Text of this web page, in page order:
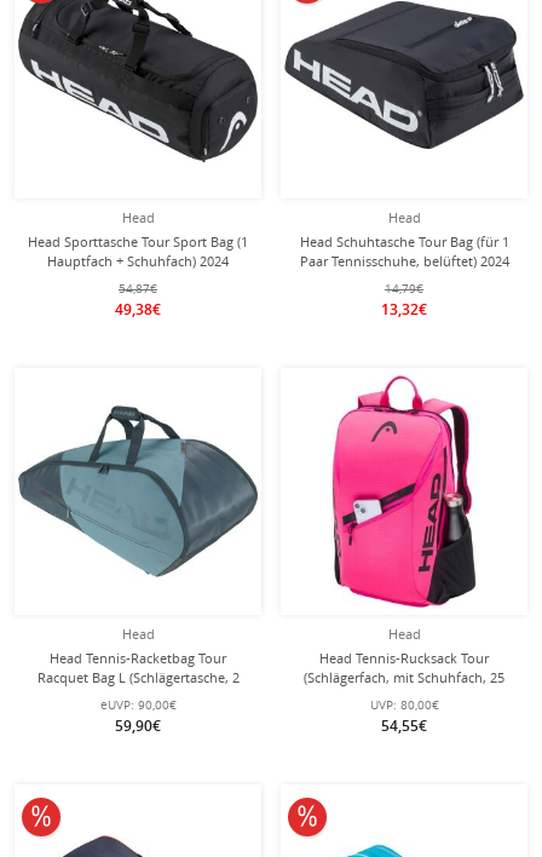
Head
Head Sporttasche Tour Sport Bag (1
Hauptfach + Schuhfach) 2024
schwarz/weiss
54,87€
49,38€
Head
Head Schuhtasche Tour Bag (für 1
Paar Tennisschuhe, belüftet) 2024
schwarz
14,79€
13,32€
Head
Head Tennis-Racketbag Tour
Racquet Bag L (Schlägertasche, 2
Hauptfächer) 2023 cyanblau 9er
eUVP: 90,00€
59,90€
Head
Head Tennis-Rucksack Tour
(Schlägerfach, mit Schuhfach, 25
Liter) 2026 pink/schwarz
UVP: 80,00€
54,55€
10% reduziert 10% reduziert